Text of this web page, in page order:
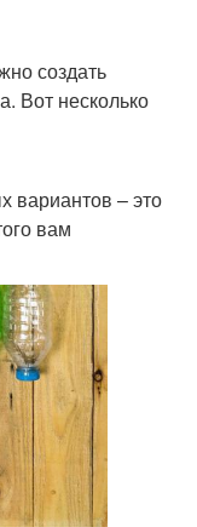
создать
Вот несколько
вариантов – это
вам